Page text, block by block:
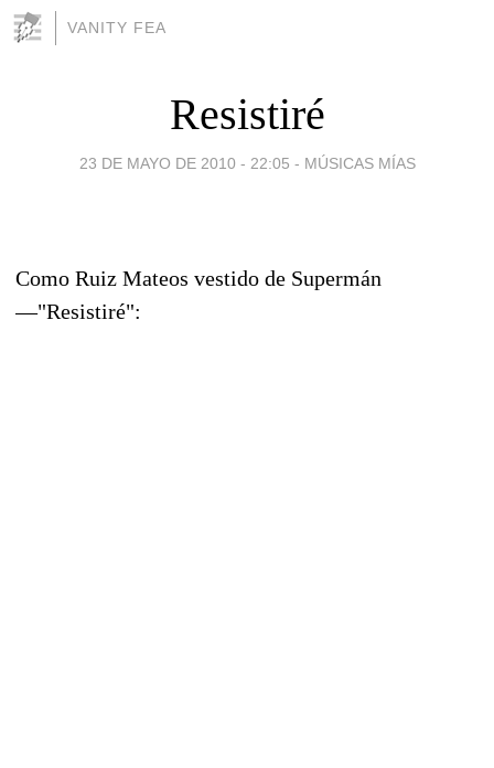
VANITY FEA
Resistiré
23 DE MAYO DE 2010 - 22:05 - MÚSICAS MÍAS
Como Ruiz Mateos vestido de Supermán
—"Resistiré":